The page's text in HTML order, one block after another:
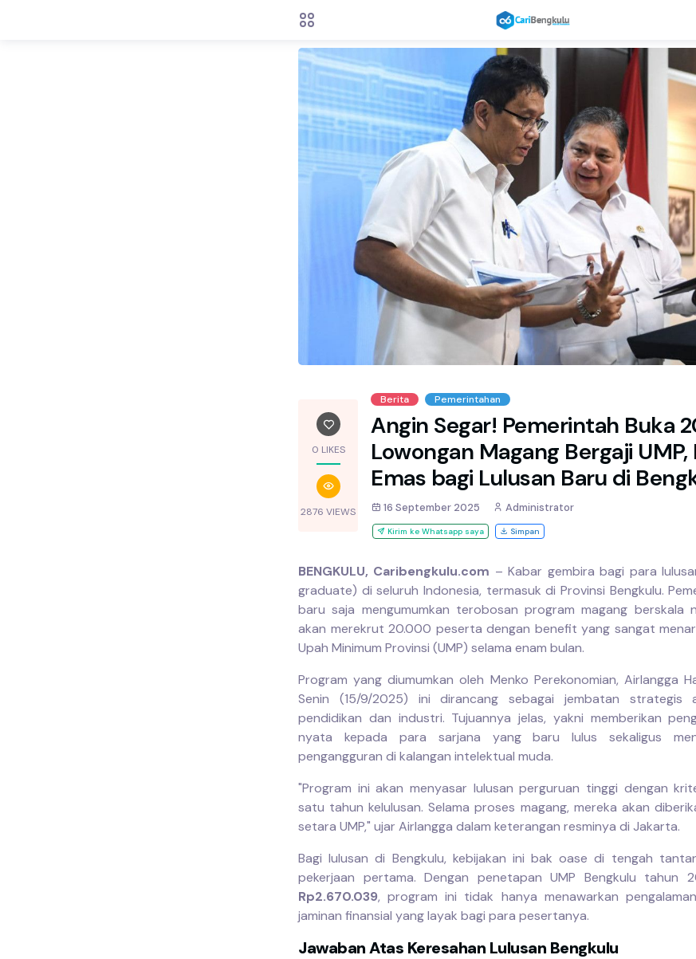
0 LIKES
2876 VIEWS
Berita Pemerintahan
Angin Segar! Pemerintah Buka
Lowongan Magang Bergaji UMP,
Emas bagi Lulusan Baru di
16 September 2025 Administrator
Kirim ke Whatsapp saya Simpan
BENGKULU, Caribengkulu.com – Kabar gembira bagi para
graduate) di seluruh Indonesia, termasuk di Provinsi Bengkulu.
baru saja mengumumkan terobosan program magang berskala
akan merekrut 20.000 peserta dengan benefit yang sangat
Upah Minimum Provinsi (UMP) selama enam bulan.
Program yang diumumkan oleh Menko Perekonomian, Airlangga
Senin (15/9/2025) ini dirancang sebagai jembatan strategis
pendidikan dan industri. Tujuannya jelas, yakni memberikan
nyata kepada para sarjana yang baru lulus sekaligus
pengangguran di kalangan intelektual muda.
"Program ini akan menyasar lulusan perguruan tinggi dengan
satu tahun kelulusan. Selama proses magang, mereka akan
setara UMP," ujar Airlangga dalam keterangan resminya di Jakarta.
Bagi lulusan di Bengkulu, kebijakan ini bak oase di tengah
pekerjaan pertama. Dengan penetapan UMP Bengkulu tahun
Rp2.670.039, program ini tidak hanya menawarkan
jaminan finansial yang layak bagi para pesertanya.
Jawaban Atas Keresahan Lulusan Bengkulu